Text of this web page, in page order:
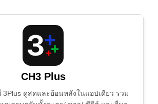
CH3 Plus
3Plus ดูสดและย้อนหลังในแอปเดียว รวม